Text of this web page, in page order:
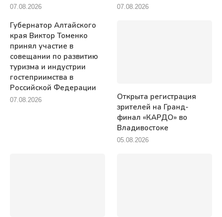
07.08.2026 07.08.2026
Губернатор Алтайского
края Виктор Томенко
принял участие в
совещании по развитию
туризма и индустрии
гостеприимства в
Российской Федерации
07.08.2026
Открыта регистрация
зрителей на Гранд-
финал «КАРДО» во
Владивостоке
05.08.2026